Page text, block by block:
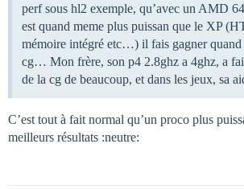
perf sous hl2 exemple, qu’avec un AMD
est quand meme plus puissan que le XP
mémoire intégré etc…) il fais gagner quand
cg… Mon frère, son p4 2.8ghz a 4ghz, a
de la cg de beaucoup, et dans les jeux, sa
C’est tout à fait normal qu’un proco plus
meilleurs résultats :neutre: